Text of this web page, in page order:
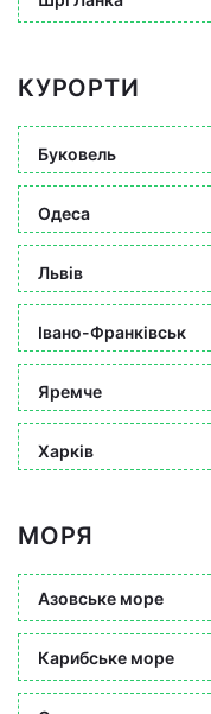
КУРОРТИ
Буковель
Одеса
Львів
Івано-Франківськ
Яремче
Харків
МОРЯ
Азовське море
Карибське море